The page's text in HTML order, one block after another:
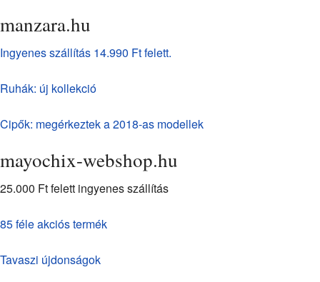
manzara.hu
Ingyenes szállítás 14.990 Ft felett.
Ruhák: új kollekció
Cipők: megérkeztek a 2018-as modellek
mayochix-webshop.hu
25.000 Ft felett ingyenes szállítás
85 féle akciós termék
Tavaszi újdonságok